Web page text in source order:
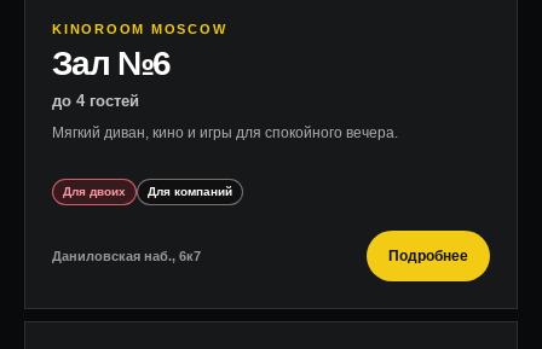
KINOROOM MOSCOW
Зал №6
до 4 гостей
Мягкий диван, кино и игры для спокойного вечера.
Для двоих Для компаний
Даниловская наб., 6к7 Подробнее